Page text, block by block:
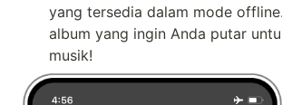
yang tersedia dalam mode
album yang ingin Anda putar
musik!